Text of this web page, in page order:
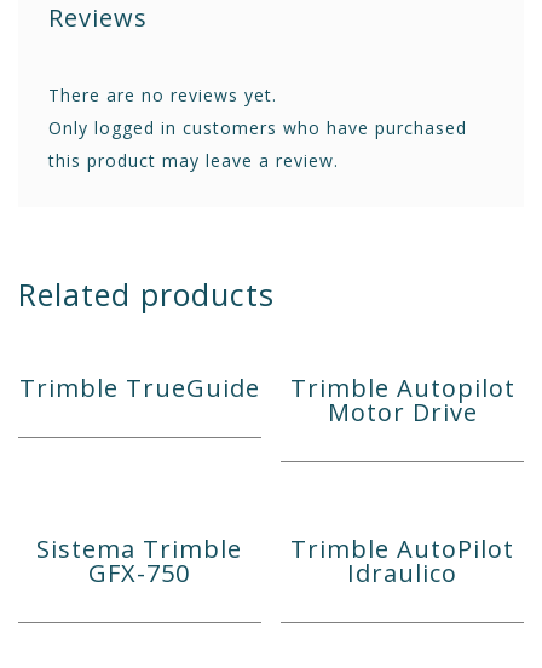
Reviews
There are no reviews yet.
Only logged in customers who have purchased
this product may leave a review.
Related products
Trimble TrueGuide Trimble Autopilot
Motor Drive
Sistema Trimble
GFX-750
Trimble AutoPilot
Idraulico